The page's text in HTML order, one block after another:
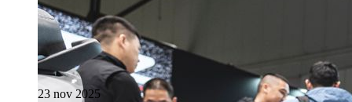
23 nov 2025